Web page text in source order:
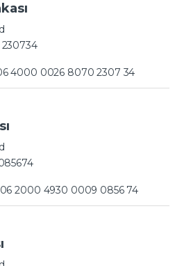
4000 0026 8070 2307 34
2000 4930 0009 0856 74